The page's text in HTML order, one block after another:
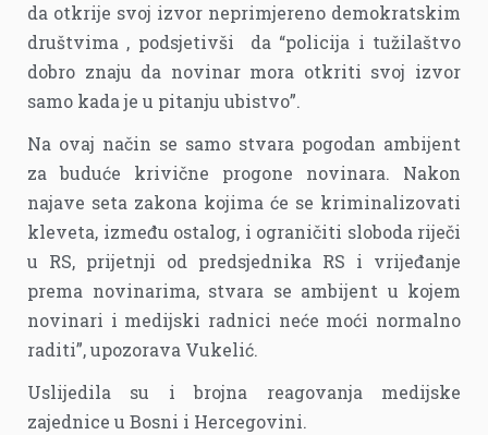
da otkrije svoj izvor neprimjereno demokratskim
društvima , podsjetivši da “policija i tužilaštvo
dobro znaju da novinar mora otkriti svoj izvor
samo kada je u pitanju ubistvo”.
Na ovaj način se samo stvara pogodan ambijent
za buduće krivične progone novinara. Nakon
najave seta zakona kojima će se kriminalizovati
kleveta, između ostalog, i ograničiti sloboda riječi
u RS, prijetnji od predsjednika RS i vrijeđanje
prema novinarima, stvara se ambijent u kojem
novinari i medijski radnici neće moći normalno
raditi”, upozorava Vukelić.
Uslijedila su i brojna reagovanja medijske
zajednice u Bosni i Hercegovini.